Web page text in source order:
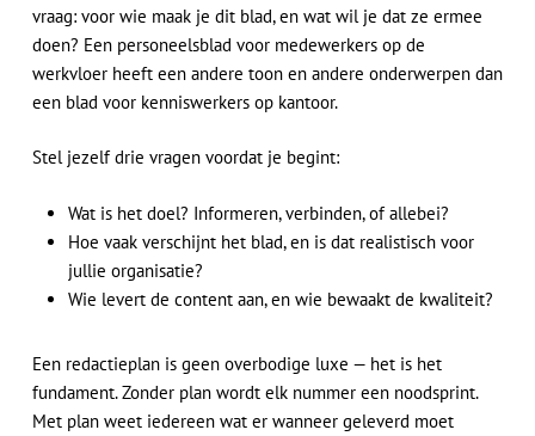
vraag: voor wie maak je dit blad, en wat wil je dat ze ermee
doen? Een personeelsblad voor medewerkers op de
werkvloer heeft een andere toon en andere onderwerpen dan
een blad voor kenniswerkers op kantoor.
Stel jezelf drie vragen voordat je begint:
Wat is het doel? Informeren, verbinden, of allebei?
Hoe vaak verschijnt het blad, en is dat realistisch voor
jullie organisatie?
Wie levert de content aan, en wie bewaakt de kwaliteit?
Een redactieplan is geen overbodige luxe — het is het
fundament. Zonder plan wordt elk nummer een noodsprint.
Met plan weet iedereen wat er wanneer geleverd moet